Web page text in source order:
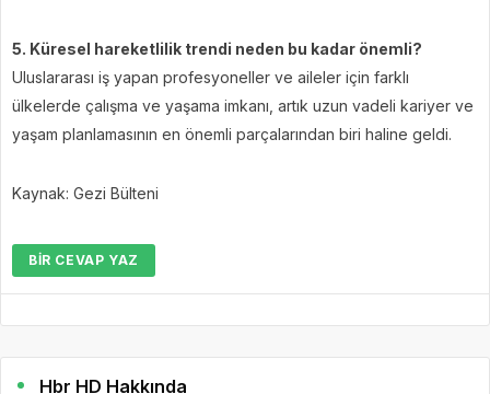
5. Küresel hareketlilik trendi neden bu kadar önemli?
Uluslararası iş yapan profesyoneller ve aileler için farklı
ülkelerde çalışma ve yaşama imkanı, artık uzun vadeli kariyer ve
yaşam planlamasının en önemli parçalarından biri haline geldi.
Kaynak: Gezi Bülteni
BIR CEVAP YAZ
Hbr HD Hakkında